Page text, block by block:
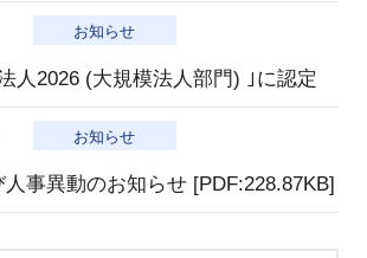
お知らせ
人2026 (大規模法人部門) ｣に認定
お知らせ
事異動のお知らせ [PDF:228.87KB]